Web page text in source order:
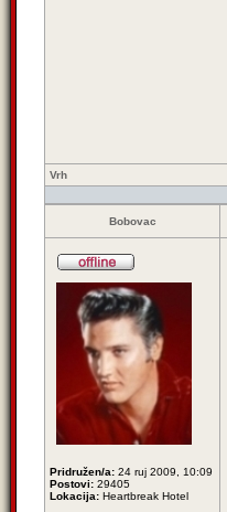
Vrh
Bobovac
Pridružen/a: 24 ruj 2009, 10:09
Postovi: 29405
Lokacija: Heartbreak Hotel